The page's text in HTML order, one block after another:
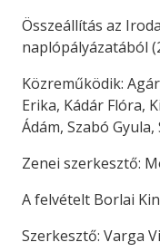
Összeállítás az
naplópályázatából
Közreműködik:
Erika, Kádár Flóra,
Ádám, Szabó
Zenei szerkesztő:
A felvételt Borlai
Szerkesztő: Varga